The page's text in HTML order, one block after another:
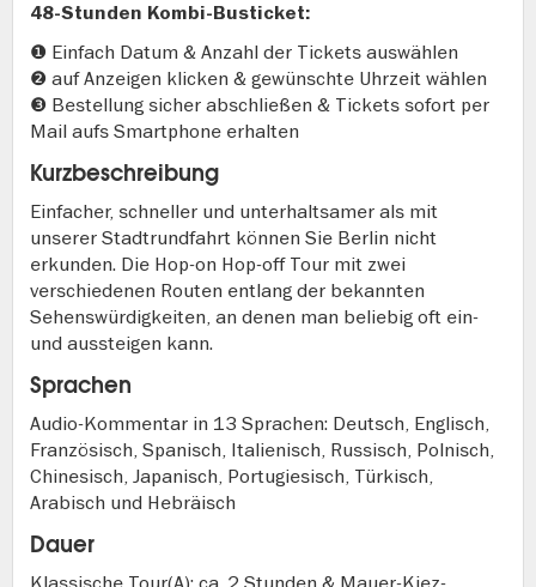
48-Stunden Kombi-Busticket:
❶ Einfach Datum & Anzahl der Tickets auswählen
❷ auf Anzeigen klicken & gewünschte Uhrzeit wählen
❸ Bestellung sicher abschließen & Tickets sofort per
Mail aufs Smartphone erhalten
Kurzbeschreibung
Einfacher, schneller und unterhaltsamer als mit
unserer Stadtrundfahrt können Sie Berlin nicht
erkunden. Die Hop-on Hop-off Tour mit zwei
verschiedenen Routen entlang der bekannten
Sehenswürdigkeiten, an denen man beliebig oft ein-
und aussteigen kann.
Sprachen
Audio-Kommentar in 13 Sprachen: Deutsch, Englisch,
Französisch, Spanisch, Italienisch, Russisch, Polnisch,
Chinesisch, Japanisch, Portugiesisch, Türkisch,
Arabisch und Hebräisch
Dauer